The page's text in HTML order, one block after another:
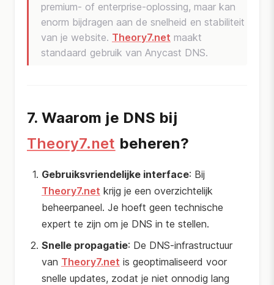
premium- of enterprise-oplossing, maar kan
enorm bijdragen aan de snelheid en stabiliteit
van je website. Theory7.net maakt
standaard gebruik van Anycast DNS.
7. Waarom je DNS bij
Theory7.net beheren?
Gebruiksvriendelijke interface: Bij
Theory7.net krijg je een overzichtelijk
beheerpaneel. Je hoeft geen technische
expert te zijn om je DNS in te stellen.
Snelle propagatie: De DNS-infrastructuur
van Theory7.net is geoptimaliseerd voor
snelle updates, zodat je niet onnodig lang